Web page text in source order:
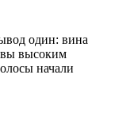
один: вина
высоким
начали